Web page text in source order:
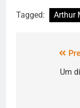
Tagged: Arthur
Um